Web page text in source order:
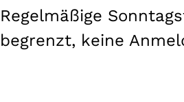
Regelmäßige
begrenzt, keine